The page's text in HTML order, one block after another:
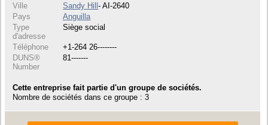
Ville
Sandy Hill- AI-2640
Pays
Anguilla
Type
d'adresse
Siège social
Téléphone
+1-264 26--------
DUNS®
Number
81-------
Cette entreprise fait partie d'un groupe de sociétés.
Nombre de sociétés dans ce groupe : 3